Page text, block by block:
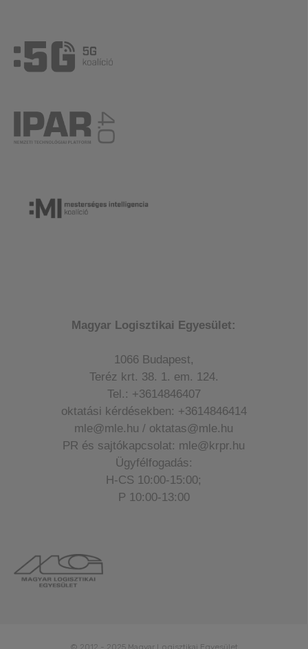
Magyar Logisztikai Egyesület:
1066 Budapest,
Teréz krt. 38. 1. em. 124.
Tel.: +3614846407
oktatási kérdésekben: +3614846414
mle@mle.hu / oktatas@mle.hu
PR és sajtókapcsolat: mle@krpr.hu
Ügyfélfogadás:
H-CS 10:00-15:00;
P 10:00-13:00
© 2012 - 2025 Magyar Logisztikai Egyesület